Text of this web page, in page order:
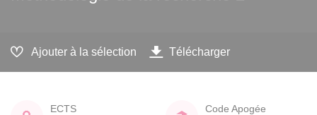
Ajouter à la sélection Télécharger
ECTS
Code Apogée